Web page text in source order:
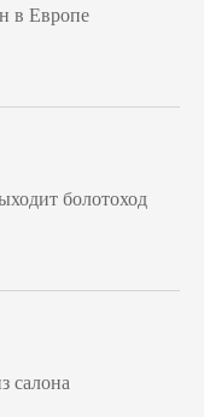
в Европе
болотоход
салона